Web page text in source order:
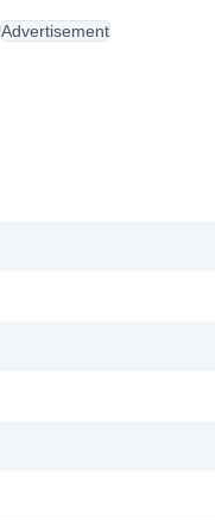
Advertisement